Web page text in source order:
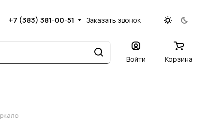
+7 (383) 381-00-51 Заказать звонок
Войти Корзина